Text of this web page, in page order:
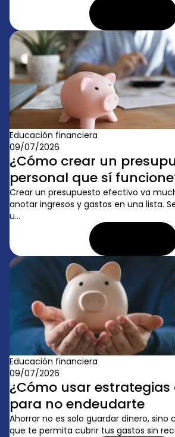
Educación financiera
09/07/2026
¿Cómo crear un
personal que sí
Crear un presupuesto efectivo va
anotar ingresos y gastos en una lista.
u...
Educación financiera
09/07/2026
¿Cómo usar
para no endeudarte
Ahorrar no es solo guardar dinero, sino
que te permita cubrir tus gastos sin